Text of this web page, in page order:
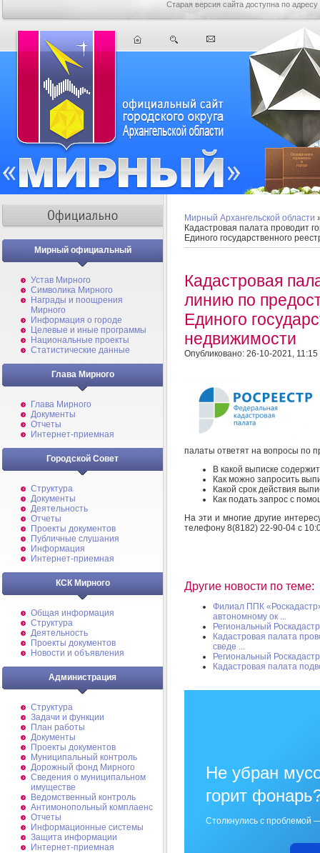
Старая версия сайта доступна по адресу
Мирный официальный
Устав Мирного
Символика Мирного
Награды и поощрения
Мирного
Информация о городе
Целевые и иные программы
Национальные проекты
Статистические данные
Глава Мирного
Глава Мирного
Документы
Отчеты
Интернет-приемная
Городской Совет
Структура
Документы
Деятельность
Отчеты
Проекты документов
Публичные слушания
Информация
Интернет-приемная
КСК Мирного
Общая информация
Структура
Деятельность
Проекты документов
Новости и объявления
Администрация
Структура
Задачи и функции
План работы
Документы
Проекты документов
Муниципальный контроль
Дорожный фонд Мирного
Cведения о муниципальном
имуществе
Ведомственный контроль
Антимонопольный комплаенс
Отчеты
Информационные системы
Защита информации
Интернет-приемная
Мирный Архангельской области
Кадастровая палата проводит
Единого государственного
Кадастровая
линию по
Единого
недвижимости
Опубликовано: 26-10-2021, 11:15
палаты ответят на вопросы по
В какой выписке
Как можно запросить
Какой срок действия
Как подать запрос с
На эти и многие другие
телефону 8(8182) 22-90-04 с
Другие новости по теме:
Филиал ППК
автономному ок ...
Региональный
Кадастровая палата
сведе ...
Региональный
Кадастровая палата
Не убран
горит
Столкнулись с проблемой